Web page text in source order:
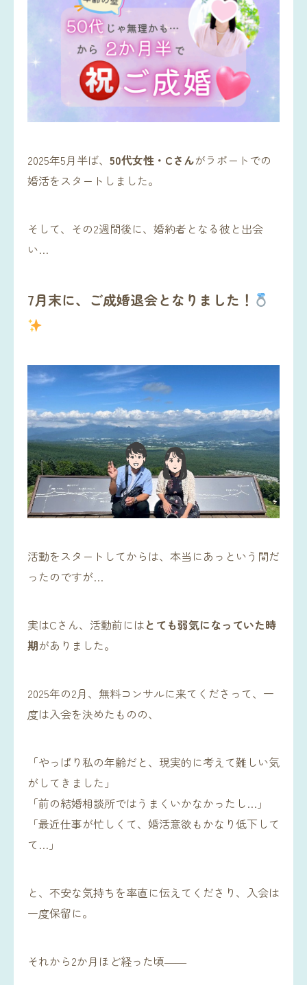
2025年5月半ば、 50代女性・Cさんがラポートでの
婚活をスタートしました。
そして、その2週間後に、婚約者となる彼と出会
い…
7月末に、ご成婚退会となりました！
活動をスタートしてからは、本当にあっという間だ
ったのですが…
実はCさん、活動前にはとても弱気になっていた時
期がありました。
2025年の2月、無料コンサルに来てくださって、一
度は入会を決めたものの、
「やっぱり私の年齢だと、現実的に考えて難しい気
がしてきました」
「前の結婚相談所ではうまくいかなかったし…」
「最近仕事が忙しくて、婚活意欲もかなり低下して
て…」
と、不安な気持ちを率直に伝えてくださり、入会は
一度保留に。
それから2か月ほど経った頃――